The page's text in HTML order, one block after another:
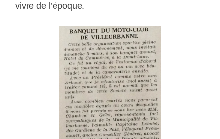
vivre de l’époque.